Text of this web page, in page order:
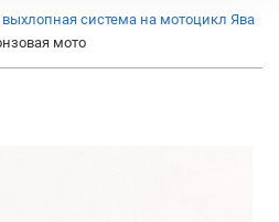
система на мотоцикл Ява
мото